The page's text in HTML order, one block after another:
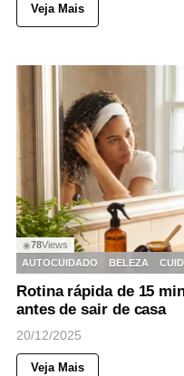
Veja Mais
◉78Views
AUTOCUIDADO
BELEZA
Rotina rápida de 15
antes de sair de casa
20/12/2025
Veja Mais